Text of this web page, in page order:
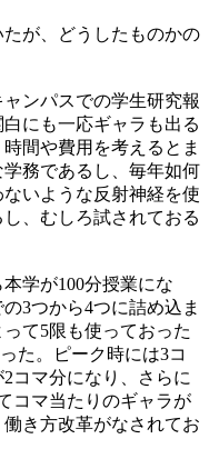
が、どうしたものかの
ンパスでの学生研究報
にも一応ギャラも出る
間や費用を考えるとま
務であるし、毎年如何
いような反射神経を使
、むしろ試されておる
学が100分授業にな
3つから4つに詰め込ま
て5限も使っておった
た。ピーク時には3コ
コマ分になり、さらに
コマ当たりのギャラが
き方改革がなされてお